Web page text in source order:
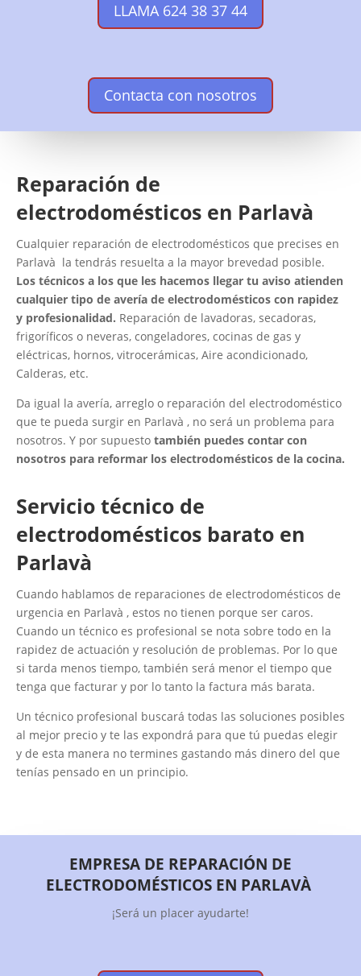
LLAMA 624 38 37 44
Contacta con nosotros
Reparación de
electrodomésticos en Parlavà
Cualquier reparación de electrodomésticos que precises en
Parlavà la tendrás resuelta a la mayor brevedad posible.
Los técnicos a los que les hacemos llegar tu aviso atienden
cualquier tipo de avería de electrodomésticos con rapidez
y profesionalidad. Reparación de lavadoras, secadoras,
frigoríficos o neveras, congeladores, cocinas de gas y
eléctricas, hornos, vitrocerámicas, Aire acondicionado,
Calderas, etc.
Da igual la avería, arreglo o reparación del electrodoméstico
que te pueda surgir en Parlavà , no será un problema para
nosotros. Y por supuesto también puedes contar con
nosotros para reformar los electrodomésticos de la cocina.
Servicio técnico de
electrodomésticos barato en
Parlavà
Cuando hablamos de reparaciones de electrodomésticos de
urgencia en Parlavà , estos no tienen porque ser caros.
Cuando un técnico es profesional se nota sobre todo en la
rapidez de actuación y resolución de problemas. Por lo que
si tarda menos tiempo, también será menor el tiempo que
tenga que facturar y por lo tanto la factura más barata.
Un técnico profesional buscará todas las soluciones posibles
al mejor precio y te las expondrá para que tú puedas elegir
y de esta manera no termines gastando más dinero del que
tenías pensado en un principio.
EMPRESA DE REPARACIÓN DE
ELECTRODOMÉSTICOS EN PARLAVÀ
¡Será un placer ayudarte!